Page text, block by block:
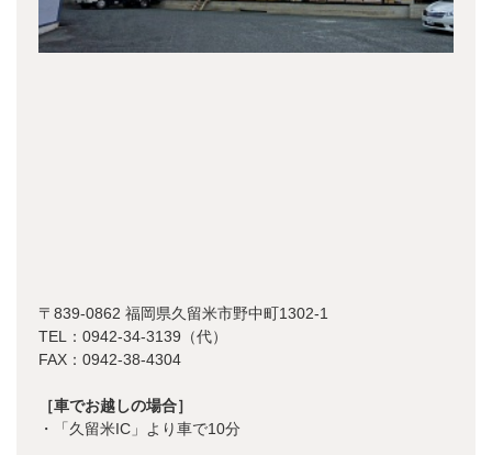
〒839-0862 福岡県久留米市野中町1302-1
TEL：0942-34-3139（代）
FAX：0942-38-4304
［車でお越しの場合］
・「久留米IC」より車で10分